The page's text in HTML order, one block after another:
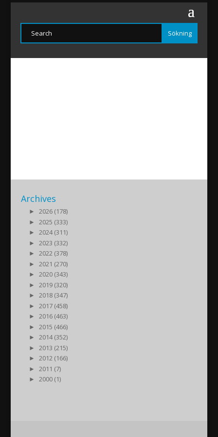
Archives
►
2026 (178)
►
2025 (333)
►
2024 (311)
►
2023 (332)
►
2022 (378)
►
2021 (270)
►
2020 (343)
►
2019 (320)
►
2018 (347)
►
2017 (458)
►
2016 (463)
►
2015 (466)
►
2014 (352)
►
2013 (215)
►
2012 (166)
►
2011 (7)
►
2000 (1)